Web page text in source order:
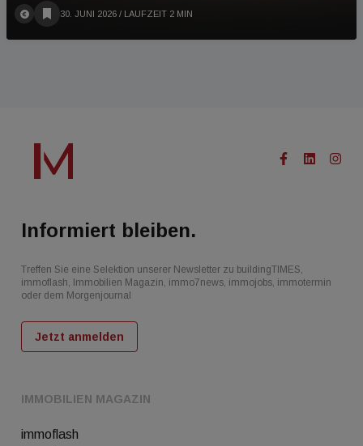
30. JUNI 2026 / LAUFZEIT 2 MIN
IMMOBILIEN MAGAZIN
immoflash
Informiert bleiben.
Treffen Sie eine Selektion unserer Newsletter zu buildingTIMES,
immoflash, Immobilien Magazin, immo7news, immojobs, immotermin
oder dem Morgenjournal
Jetzt anmelden